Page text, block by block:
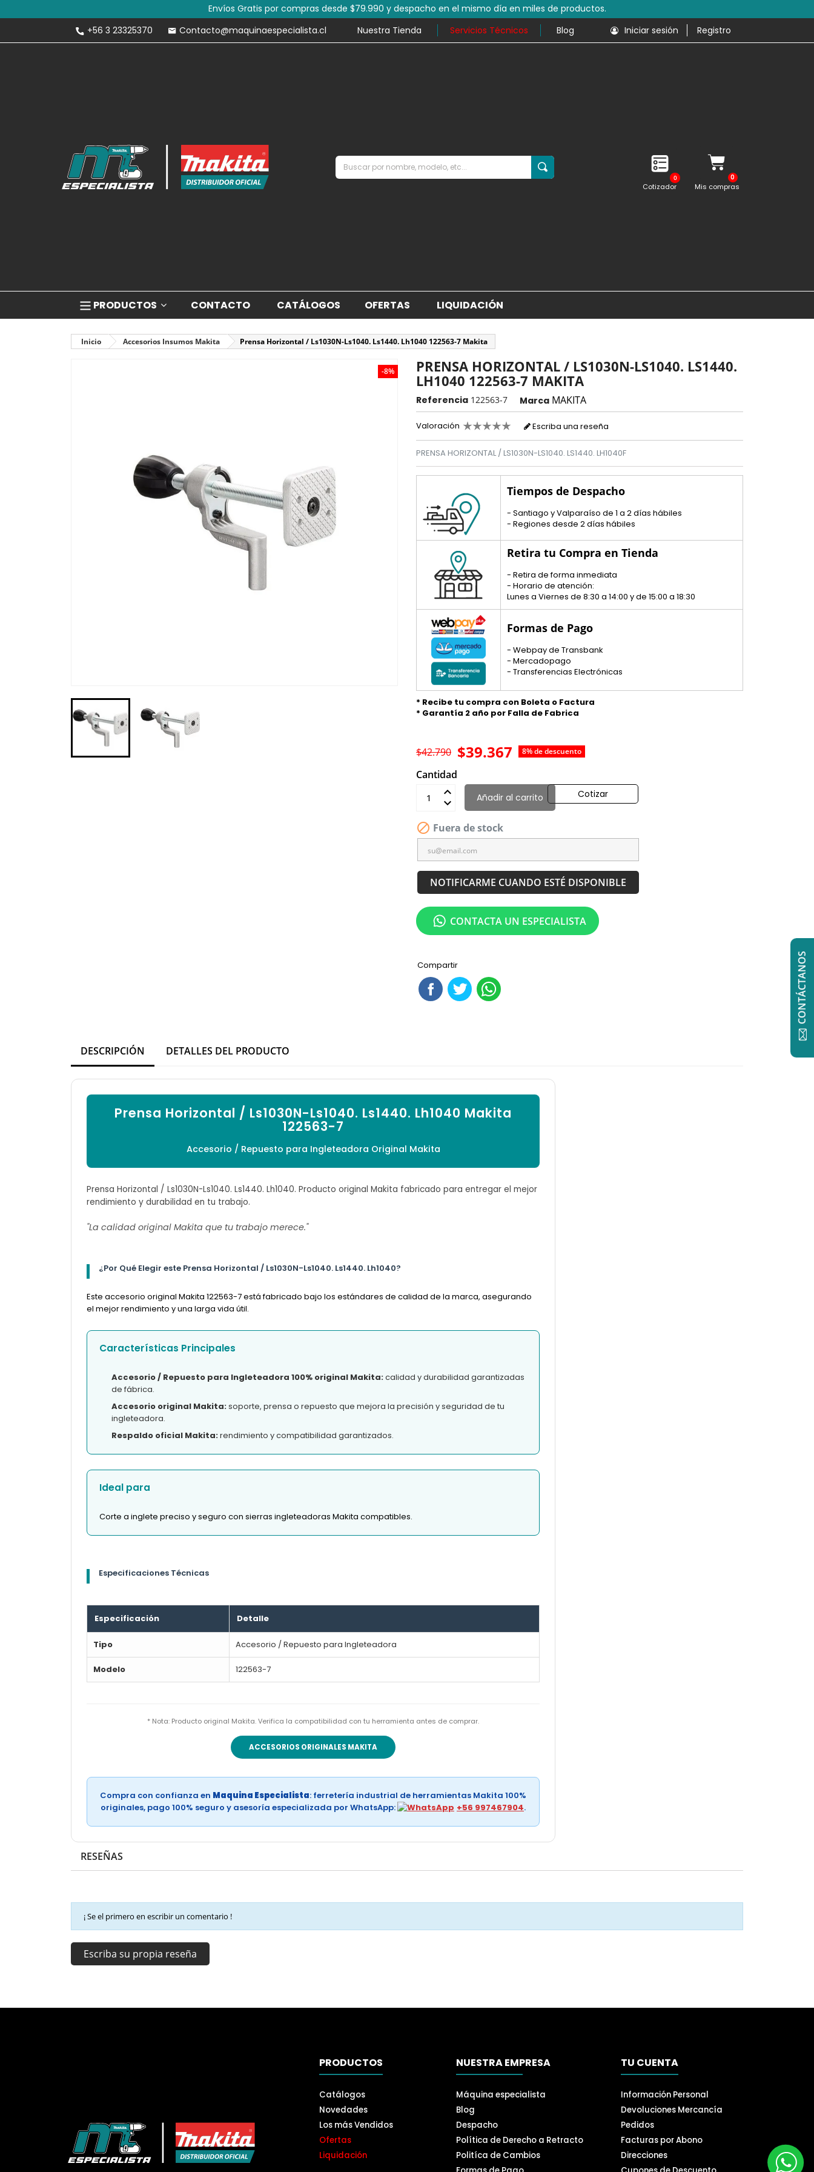
Envíos Gratis por compras desde $79.990 y despacho en el mismo día en miles de productos.
+56 3 23325370
Contacto@maquinaespecialista.cl Nuestra Tienda Servicios Técnicos Blog Iniciar sesión Registro
0
Cotizador Mis compras
PRODUCTOS CONTACTO CATÁLOGOS OFERTAS LIQUIDACIÓN
Inicio Accesorios Insumos Makita Prensa Horizontal / Ls1030N-Ls1040. Ls1440. Lh1040 122563-7 Makita
-8%
PRENSA HORIZONTAL / LS1030N-LS1040. LS1440.
LH1040 122563-7 MAKITA
Referencia 122563-7 Marca MAKITA
Valoración Escriba una reseña
PRENSA HORIZONTAL / LS1030N-LS1040. LS1440. LH1040F
Tiempos de Despacho
- Santiago y Valparaíso de 1 a 2 días hábiles
- Regiones desde 2 días hábiles
Retira tu Compra en Tienda
- Retira de forma inmediata
- Horario de atención:
Lunes a Viernes de 8:30 a 14:00 y de 15:00 a 18:30
Formas de Pago
- Webpay de Transbank
- Mercadopago
- Transferencias Electrónicas
* Recibe tu compra con Boleta o Factura
* Garantía 2 año por Falla de Fabrica
$39.367 8% de descuento
$42.790
Cantidad
Añadir al carrito
 Fuera de stock
Cotizar
NOTIFICARME CUANDO ESTÉ DISPONIBLE
Compartir
CONTACTA UN ESPECIALISTA
DESCRIPCIÓN DETALLES DEL PRODUCTO
Prensa Horizontal / Ls1030N-Ls1040. Ls1440. Lh1040 Makita
122563-7
Accesorio / Repuesto para Ingleteadora Original Makita
Prensa Horizontal / Ls1030N-Ls1040. Ls1440. Lh1040. Producto original Makita fabricado para entregar el mejor
rendimiento y durabilidad en tu trabajo.
"La calidad original Makita que tu trabajo merece."
¿Por Qué Elegir este Prensa Horizontal / Ls1030N-Ls1040. Ls1440. Lh1040?
Este accesorio original Makita 122563-7 está fabricado bajo los estándares de calidad de la marca, asegurando
el mejor rendimiento y una larga vida útil.
Características Principales
Accesorio / Repuesto para Ingleteadora 100% original Makita:calidad y durabilidad garantizadas
de fábrica.
Accesorio original Makita:soporte, prensa o repuesto que mejora la precisión y seguridad de tu
ingleteadora.
Respaldo oficial Makita:rendimiento y compatibilidad garantizados.
Ideal para
Corte a inglete preciso y seguro con sierras ingleteadoras Makita compatibles.
Especificaciones Técnicas
Especificación Detalle
Tipo Accesorio / Repuesto para Ingleteadora
Modelo 122563-7
* Nota: Producto original Makita. Verifica la compatibilidad con tu herramienta antes de comprar.
ACCESORIOS ORIGINALES MAKITA
Compra con confianza en Maquina Especialista: ferretería industrial de herramientas Makita 100%
originales, pago 100% seguro y asesoría especializada por WhatsApp:
+56 997467904.
RESEÑAS
¡ Se el primero en escribir un comentario !
Escriba su propia reseña
PRODUCTOS
Catálogos
Novedades
Los más Vendidos
Ofertas
Liquidación
NUESTRA EMPRESA
Máquina especialista
Blog
Despacho
Política de Derecho a Retracto
Politíca de Cambios
TU CUENTA
Información Personal
Devoluciones Mercancía
Pedidos
Facturas por Abono
Direcciones
CONTÁCTANOS